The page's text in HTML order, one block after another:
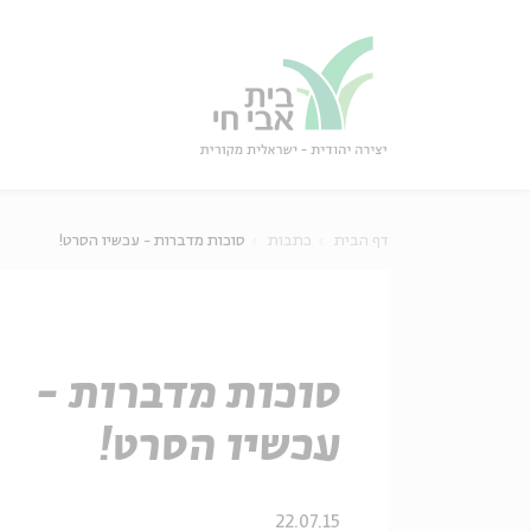
דף הבית כתבות סוכות מדברות - עכשיו הסרט!
סוכות מדברות -
עכשיו הסרט!
22.07.15